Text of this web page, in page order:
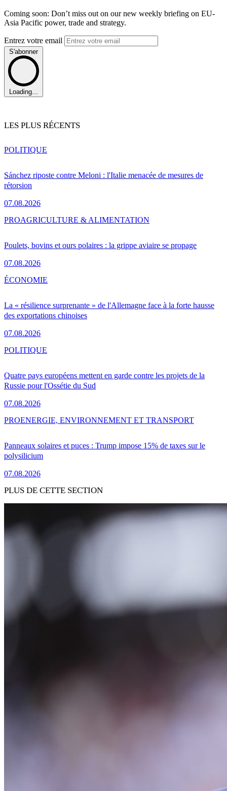
Coming soon: Don’t miss out on our new weekly briefing on EU-
Asia Pacific power, trade and strategy.
Entrez votre email
S'abonner
Loading...
LES PLUS RÉCENTS
Sánchez riposte contre Meloni : l'Italie menacée de mesures de
rétorsion
07.08.2026
POLITIQUE
Poulets, bovins et ours polaires : la grippe aviaire se propage
07.08.2026
PROAGRICULTURE & ALIMENTATION
La « résilience surprenante » de l'Allemagne face à la forte hausse
des exportations chinoises
07.08.2026
ÉCONOMIE
Quatre pays européens mettent en garde contre les projets de la
Russie pour l'Ossétie du Sud
07.08.2026
POLITIQUE
Panneaux solaires et puces : Trump impose 15% de taxes sur le
polysilicium
07.08.2026
PROENERGIE, ENVIRONNEMENT ET TRANSPORT
PLUS DE CETTE SECTION